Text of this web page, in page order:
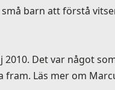
barn att förstå
Det var något
Läs mer om